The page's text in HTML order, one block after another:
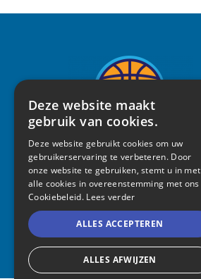
Deze website maakt
gebruik van cookies.
Deze website gebruikt cookies om uw
gebruikerservaring te verbeteren. Door
onze website te gebruiken, stemt u in met
alle cookies in overeenstemming met ons
Cookiebeleid. Lees verder
ALLES ACCEPTEREN
ALLES AFWIJZEN